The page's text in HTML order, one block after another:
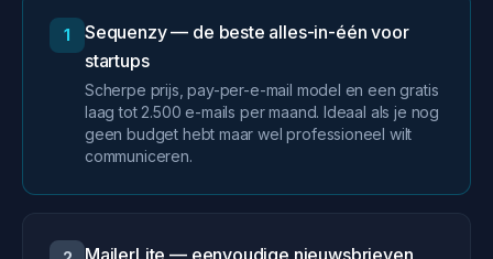
1
Sequenzy — de beste alles-in-één voor
startups
Scherpe prijs, pay-per-e-mail model en een gratis
laag tot 2.500 e-mails per maand. Ideaal als je nog
geen budget hebt maar wel professioneel wilt
communiceren.
MailerLite — eenvoudige nieuwsbrieven